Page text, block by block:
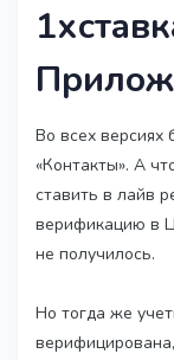
Во всех версиях
«Контакты». А
ставить в лайв
верификацию в
не получилось.
Но тогда же